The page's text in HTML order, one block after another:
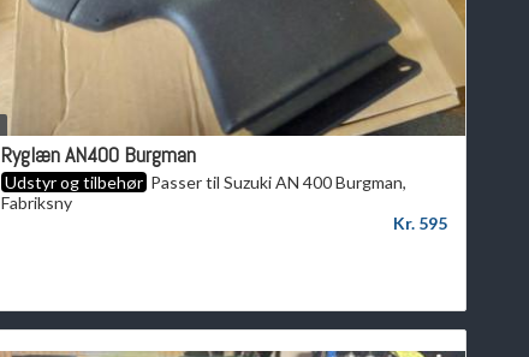
Ryglæn AN400 Burgman
Udstyr og tilbehørPasser til Suzuki AN 400 Burgman,
Fabriksny
Kr. 595